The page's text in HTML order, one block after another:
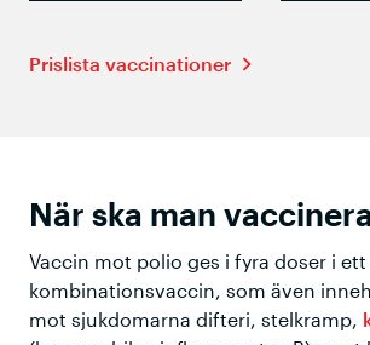
Prislista vaccinationer
När ska man
Vaccin mot polio ges i fyra doser i ett
kombinationsvaccin, som även
mot sjukdomarna difteri, stelkramp,